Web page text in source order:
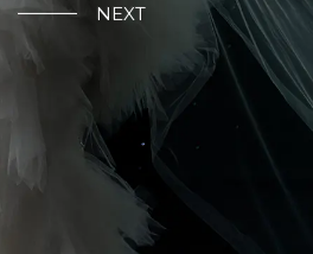
NEXT